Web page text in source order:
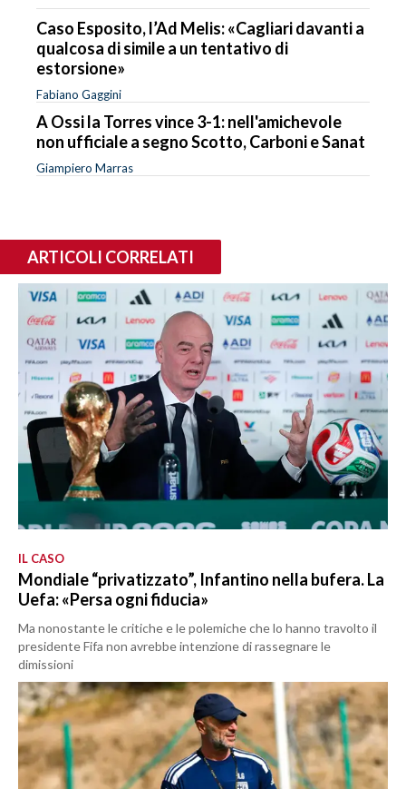
Caso Esposito, l’Ad Melis: «Cagliari davanti a
qualcosa di simile a un tentativo di
estorsione»
Fabiano Gaggini
A Ossi la Torres vince 3-1: nell'amichevole
non ufficiale a segno Scotto, Carboni e Sanat
Giampiero Marras
ARTICOLI CORRELATI
IL CASO
Mondiale “privatizzato”, Infantino nella bufera. La
Uefa: «Persa ogni fiducia»
Ma nonostante le critiche e le polemiche che lo hanno travolto il
presidente Fifa non avrebbe intenzione di rassegnare le
dimissioni